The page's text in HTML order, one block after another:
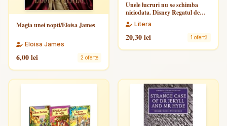
Magia unei nopti/Eloisa James
Eloisa James
6,00 lei 2 oferte
Unele lucruri nu se schimba
niciodata. Disney Regatul de
gheata II. Editie de colectie.
Biblioteca Magica Disney
Litera
20,30 lei 1 ofertă